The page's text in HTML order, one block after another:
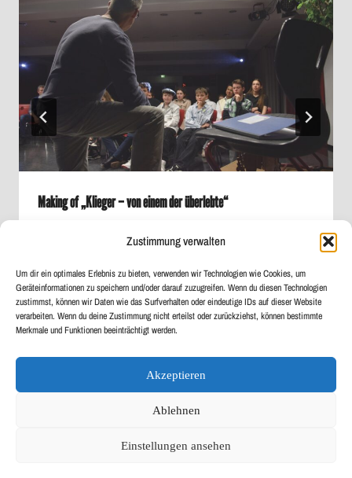
Zustimmung verwalten
Um dir ein optimales Erlebnis zu bieten, verwenden wir Technologien wie Cookies, um
Geräteinformationen zu speichern und/oder darauf zuzugreifen. Wenn du diesen Technologien
zustimmst, können wir Daten wie das Surfverhalten oder eindeutige IDs auf dieser Website
verarbeiten. Wenn du deine Zustimmung nicht erteilst oder zurückziehst, können bestimmte
Merkmale und Funktionen beeinträchtigt werden.
Akzeptieren
Ablehnen
Einstellungen ansehen
Making of „Klieger – von einem der überlebte“
Sekretariat Cookie-Richtlinie (EU)
Impressum